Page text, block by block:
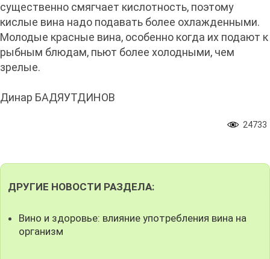
существенно смягчает кислотность, поэтому
кислые вина надо подавать более охлажденными.
Молодые красные вина, особенно когда их подают к
рыбным блюдам, пьют более холодными, чем
зрелые.
Динар БАДЯУТДИНОВ
24733
ДРУГИЕ НОВОСТИ РАЗДЕЛА:
Вино и здоровье: влияние употребления вина на
организм